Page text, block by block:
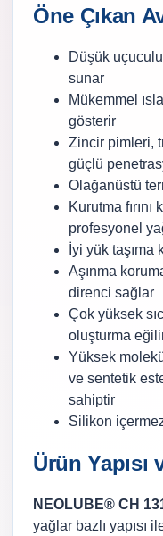
Öne Çıkan
Düşük
sunar
Mükemmel
gösterir
Zincir pimleri,
güçlü
Olağanüstü
Kurutma
profesyonel
İyi yük
Aşınma
direnci sağlar
Çok yüksek
oluşturma
Yüksek
ve sentetik
sahiptir
Silikon
Ürün Yapısı
NEOLUBE® CH
yağlar bazlı yapısı